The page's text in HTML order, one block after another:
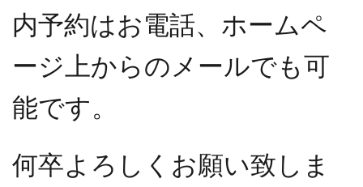
内予約はお電話、ホームペ
ージ上からのメールでも可
能です。
何卒よろしくお願い致しま